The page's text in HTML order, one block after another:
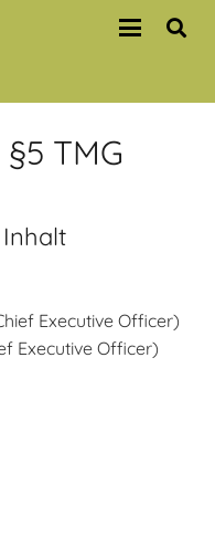
TMG
Executive Officer)
Executive Officer)